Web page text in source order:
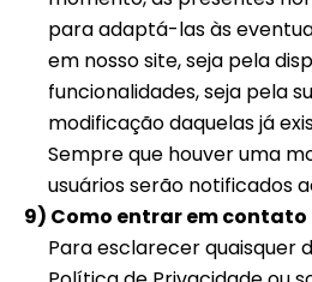
para adaptá-las às
em nosso site, seja pela
funcionalidades, seja pela
modificação daquelas já
Sempre que houver uma
usuários serão notificados
9) Como entrar em contato
Para esclarecer quaisquer